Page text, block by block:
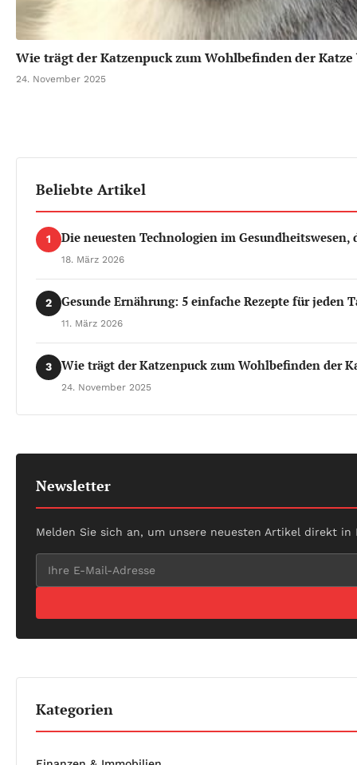
Wie trägt der Katzenpuck zum Wohlbefinden der Katze
24. November 2025
Beliebte Artikel
1 Die neuesten Technologien im Gesundheitswesen,
18. März 2026
2 Gesunde Ernährung: 5 einfache Rezepte für jeden
11. März 2026
3 Wie trägt der Katzenpuck zum Wohlbefinden der
24. November 2025
Newsletter
Melden Sie sich an, um unsere neuesten Artikel direkt
Kategorien